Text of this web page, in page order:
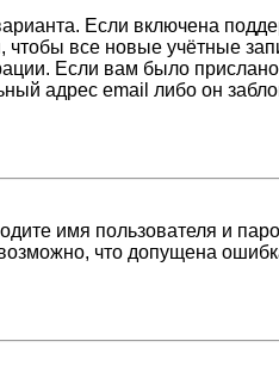
Если включена
все новые учётные
Если вам было
адрес email либо он
имя пользователя и
что допущена